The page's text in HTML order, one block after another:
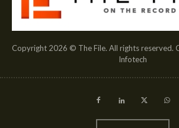
Copyright 2026 © The File. All rights reserved.
Infotech